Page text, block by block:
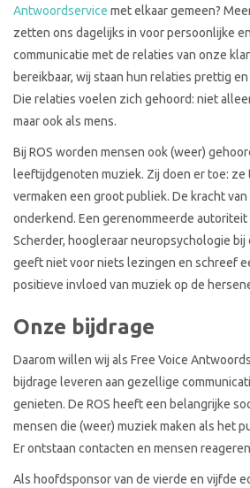
Antwoordservice met elkaar gemeen?
zetten ons dagelijks in voor persoonlijke
communicatie met de relaties van onze
bereikbaar, wij staan hun relaties prettig
Die relaties voelen zich gehoord: niet
maar ook als mens.
Bij ROS worden mensen ook (weer)
leeftijdgenoten muziek. Zij doen er toe: ze
vermaken een groot publiek. De kracht
onderkend. Een gerenommeerde autoriteit
Scherder, hoogleraar neuropsychologie bij
geeft niet voor niets lezingen en schreef
positieve invloed van muziek op de
Onze bijdrage
Daarom willen wij als Free Voice
bijdrage leveren aan gezellige
genieten. De ROS heeft een belangrijke
mensen die (weer) muziek maken als het
Er ontstaan contacten en mensen
Als hoofdsponsor van de vierde en vijfde